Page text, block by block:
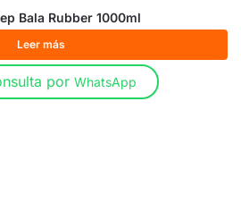
Bala Rubber 1000ml
Leer más
por WhatsApp